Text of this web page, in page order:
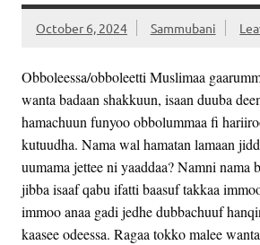
October 6, 2024 Sammubani
Obboleessa/obboleetti Muslimaa
wanta badaan shakkuun, isaan duuba
hamachuun funyoo obbolummaa fi
kutuudha. Nama wal hamatan lamaan
uumama jettee ni yaaddaa? Namni nama
jibba isaaf qabu ifatti baasuf takkaa
immoo anaa gadi jedhe dubbachuuf
kaasee odeessa. Ragaa tokko malee